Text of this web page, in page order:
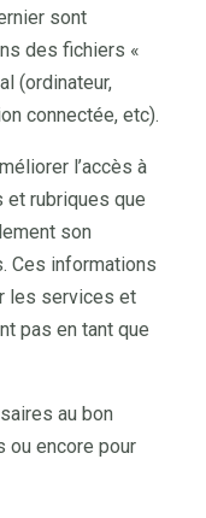
sont
des fichiers «
(ordinateur,
connectée, etc).
l’accès à
rubriques que
son
Ces informations
les services et
pas en tant que
au bon
ou encore pour